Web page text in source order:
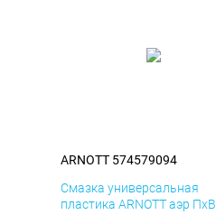
ARNOTT 574579094
Смазка универсальная
пластика ARNOTT аэр ПхВ